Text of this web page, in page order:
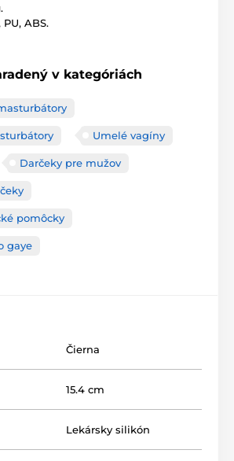
.
ABS.
v kategóriách
Umelé vagíny
Darčeky pre mužov
pomôcky
gaye
Čierna
15.4 cm
Lekársky silikón